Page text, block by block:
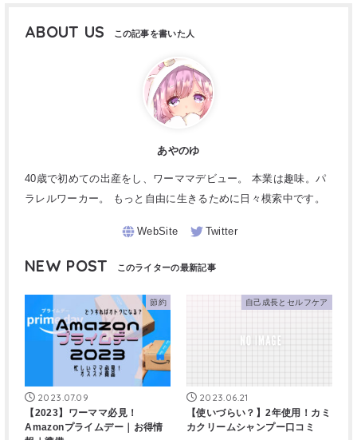
ABOUT US
あやのゆ
40歳で初めての出産をし、ワーママデビュー。 本業は趣味。パ
ラレルワーカー。 もっと自由に生きるために日々模索中です。
NEW POST
節約
2023.07.09
【2023】ワーママ必見！
Amazonプライムデー｜お得情
自己成長とセルフケア
2023.06.21
【使いづらい？】2年使用！カミ
カクリームシャンプー口コミ